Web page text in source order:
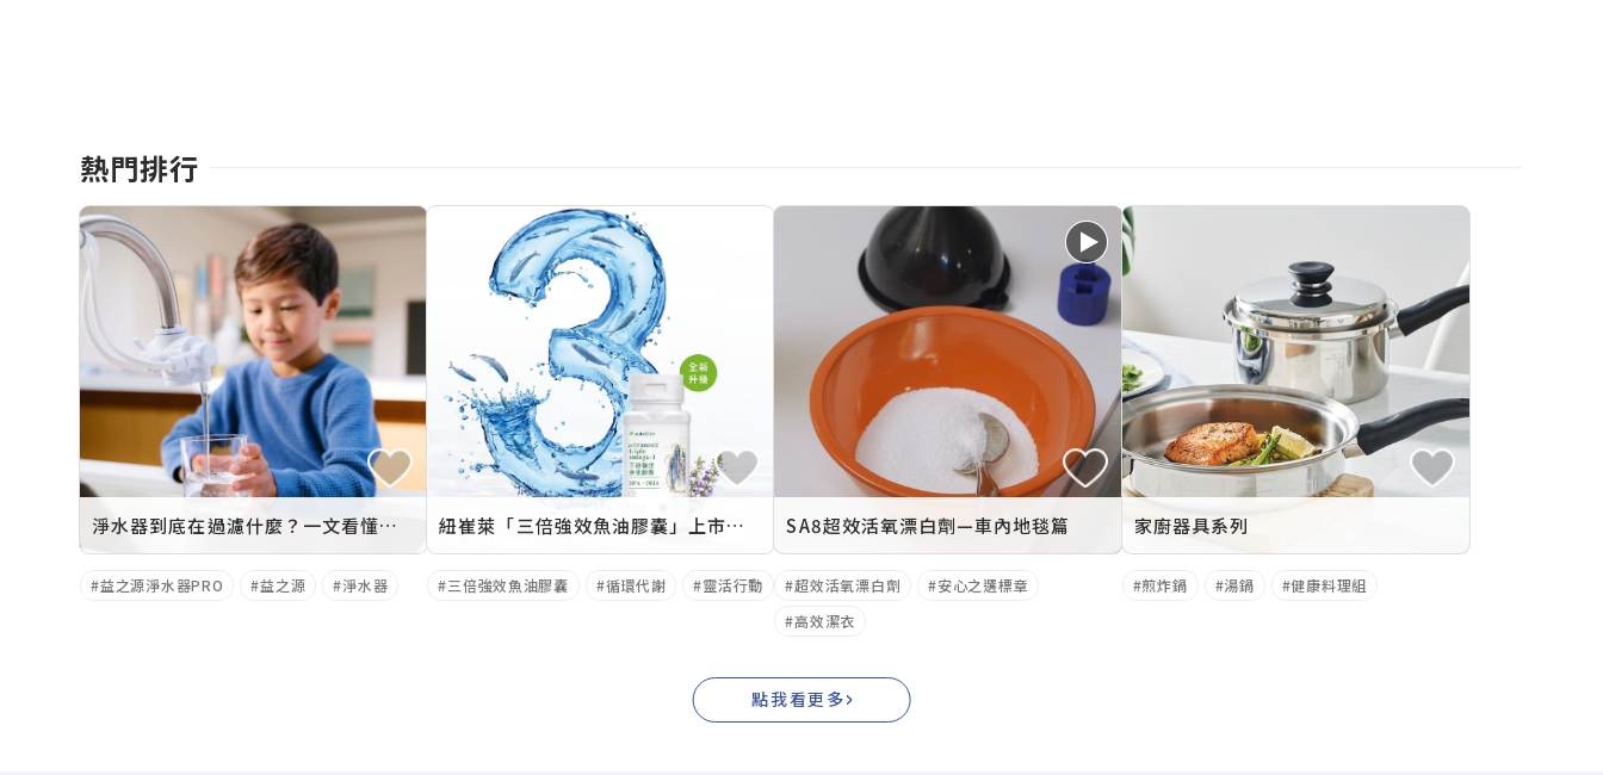
熱門排行
淨水器到底在過濾什麼？一文看懂自來水中的隱形污染物與過濾機制
益之源淨水器PRO 益之源 淨水器
紐崔萊「三倍強效魚油膠囊」上市媒體活動(2024. 07. 09)
三倍強效魚油膠囊 循環代謝 靈活行動
SA8超效活氧漂白劑—車內地毯篇
超效活氧漂白劑
安心之選標章
高效潔衣
家廚器具系列
煎炸鍋 湯鍋 健康料理組
點我看更多